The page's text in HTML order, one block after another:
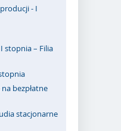
- I
stopnia – Filia
bezpłatne
stacjonarne